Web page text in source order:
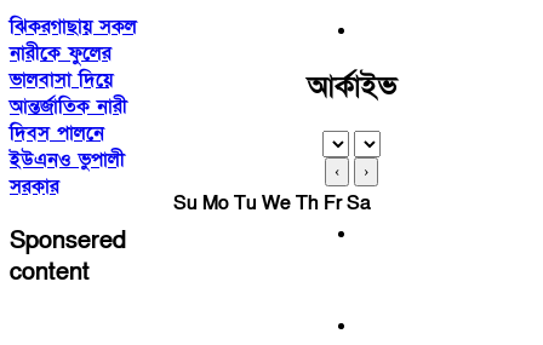
ঝিকরগাছায় সকল
নারীকে ফুলের
ভালবাসা দিয়ে
আন্তর্জাতিক নারী
দিবস পালনে
ইউএনও ভুপালী
সরকার
Sponsered
content
আর্কাইভ
‹ ›
Su MoTu WeTh FrSa